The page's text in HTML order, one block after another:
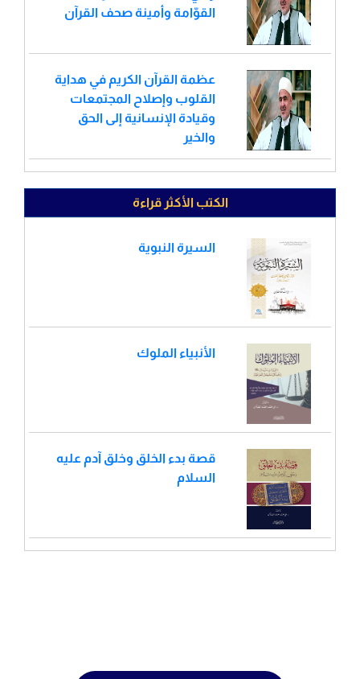
القوّامة وأمينة صحف القرآن
عظمة القرآن الكريم في هداية
القلوب وإصلاح المجتمعات
وقيادة الإنسانية إلى الحق
والخير
الكتب الأكثر قراءة
السيرة النبوية
الأنبياء الملوك
قصة بدء الخلق وخلق آدم عليه
السلام